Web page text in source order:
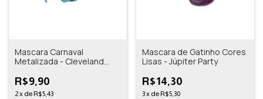
Mascara Carnaval
Metalizada - Cleveland
R$9,90
2x de R$5,43
Mascara de Gatinho Cores
Lisas - Júpiter Party
R$14,30
3x de R$5,30